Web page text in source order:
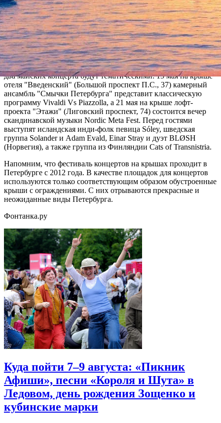
квартета на крыше КЦ "Петроконгресс" (ул.
Лодейнопольская, 5). 2 мая на крыше отеля "Red Stars"
(набережная реки Пряжки, 30) выступит Downtown Quintet
саксофониста Юрия Богатырева. А 3 мая там же пройдет
концерт звезды американского джаза Мишель Уолкер.
9 мая на крыше "Космос" (11-я Красноармейская ул., 11)
новую программу PURE! представит Евгения Зима Band. Еще
два майских концерта будут тематическими: 15 мая на крыше
отеля "Введенский" (Большой проспект П.С., 37) камерный
ансамбль "Смычки Петербурга" представит классическую
программу Vivaldi Vs Piazzolla, а 21 мая на крыше лофт-
проекта "Этажи" (Лиговский проспект, 74) состоится вечер
скандинавской музыки Nordic Meta Fest. Перед гостями
выступят исландская инди-фолк певица Sóley, шведская
группа Solander и Adam Evald, Einar Stray и дуэт BLØSH
(Норвегия), а также группа из Финляндии Cats of Transnistria.
Напомним, что фестиваль концертов на крышах проходит в
Петербурге с 2012 года. В качестве площадок для концертов
используются только соответствующим образом обустроенные
крыши с ограждениями. С них отрываются прекрасные и
неожиданные виды Петербурга.
Фонтанка.ру
Куда пойти 7–9 августа: «Пикник
Афиши», песни «Короля и Шута» в
Ледовом, день рождения Зощенко и
кубинские марки